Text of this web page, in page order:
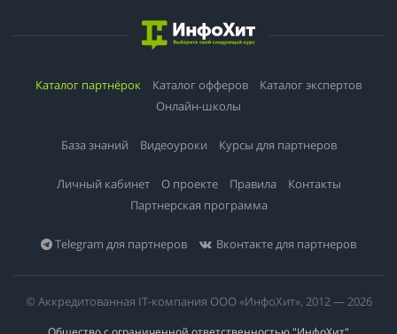
Каталог партнёрок Каталог офферов
Каталог экспертов
Онлайн-школы
База знаний Видеоуроки Курсы для партнеров
Личный кабинет О проекте Правила
Контакты
Партнерская программа
Telegram для партнеров Вконтакте для партнеров
© Аккредитованная IT-компания ООО «ИнфоХит», 2012 — 2026